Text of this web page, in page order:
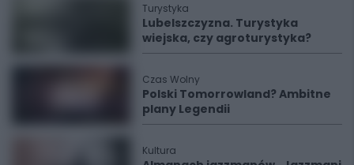
Turystyka
Lubelszczyzna. Turystyka
wiejska, czy agroturystyka?
Czas Wolny
Polski Tomorrowland? Ambitne
plany Legendii
Kultura